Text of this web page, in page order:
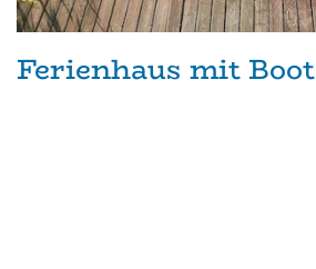
Ferienhaus mit Boot